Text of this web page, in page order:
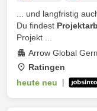
... und langfristig
Du findest
Projekt ...
Arrow Global
Ratingen
heute neu